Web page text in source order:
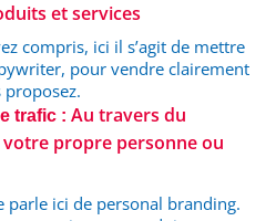
et services
compris, ici il s’agit de mettre
pour vendre clairement
trafic : Au travers du
propre personne ou
parle ici de personal branding.